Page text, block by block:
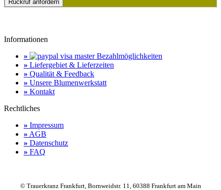
Rückruf anfordern
Informationen
»
Bezahlmöglichkeiten
» Liefergebiet & Lieferzeiten
» Qualität & Feedback
» Unsere Blumenwerkstatt
» Kontakt
Rechtliches
» Impressum
» AGB
» Datenschutz
» FAQ
© Trauerkranz Frankfurt, Bornweidstr. 11, 60388 Frankfurt am Main